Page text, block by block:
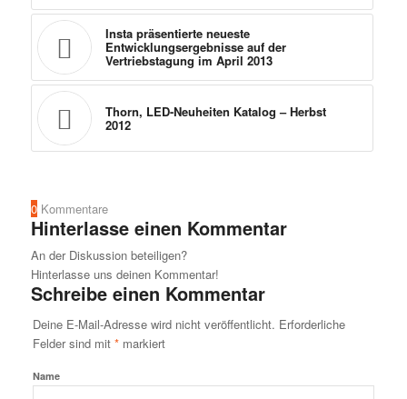
Insta präsentierte neueste
Entwicklungsergebnisse auf der
Vertriebstagung im April 2013
Thorn, LED-Neuheiten Katalog – Herbst
2012
0 Kommentare
Hinterlasse einen Kommentar
An der Diskussion beteiligen?
Hinterlasse uns deinen Kommentar!
Schreibe einen Kommentar
Deine E-Mail-Adresse wird nicht veröffentlicht. Erforderliche
Felder sind mit *markiert
Name